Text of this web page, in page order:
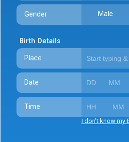
Gender Male
Birth Details
Place
Date
Time
I don't know my